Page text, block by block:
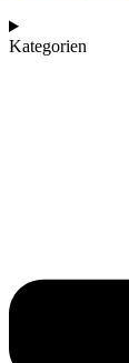
Kategorien